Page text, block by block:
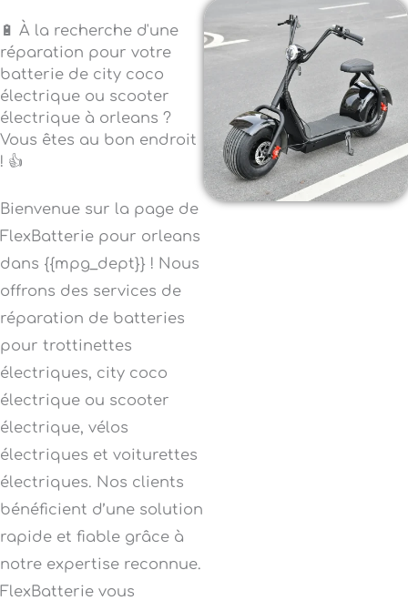
🔋 À la recherche d'une
réparation pour votre
batterie de city coco
électrique ou scooter
électrique à orleans ?
Vous êtes au bon endroit
! 👍
Bienvenue sur la page de
FlexBatterie pour orleans
dans {{mpg_dept}} ! Nous
offrons des services de
réparation de batteries
pour trottinettes
électriques, city coco
électrique ou scooter
électrique, vélos
électriques et voiturettes
électriques. Nos clients
bénéficient d’une solution
rapide et fiable grâce à
notre expertise reconnue.
FlexBatterie vous